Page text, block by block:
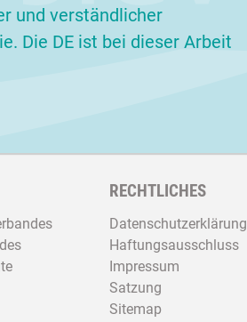
und verständlicher
Die DE ist bei dieser Arbeit
RECHTLICHES
Datenschutzerklärung
Haftungsausschluss
Impressum
Satzung
Sitemap